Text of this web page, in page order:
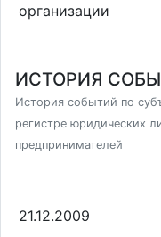
организации
ИСТОРИЯ
История событий по
регистре юридических
предпринимателей
21.12.2009